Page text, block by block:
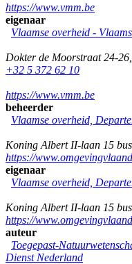
https://www.vmm.be
eigenaar
Vlaamse overheid -
Dokter de Moorstraat 24-26
+32 5 372 62 10
https://www.vmm.be
beheerder
Vlaamse overheid,
Koning Albert II-laan 15
https://
eigenaar
Vlaamse overheid,
Koning Albert II-laan 15
https://
auteur
Toegepast-
Dienst Nederland